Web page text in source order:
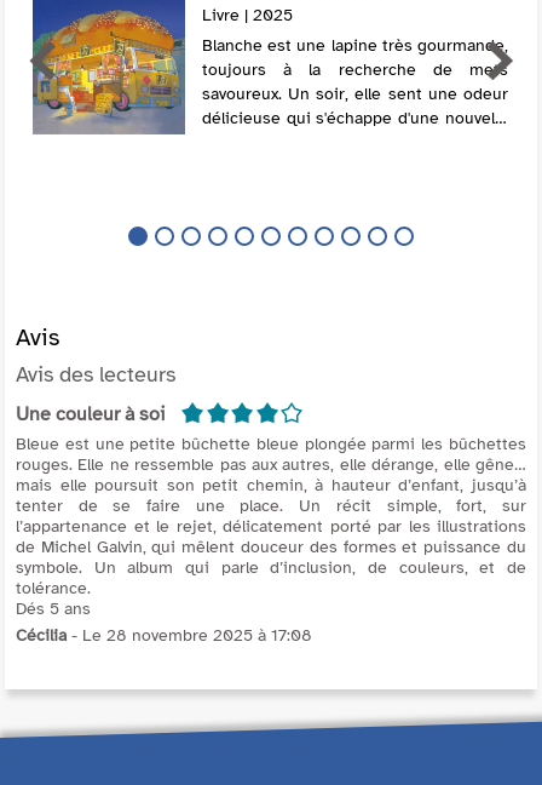
Livre | 2025
Blanche est une lapine très gourmande,
toujours à la recherche de mets
savoureux. Un soir, elle sent une odeur
délicieuse qui s'échappe d'une nouvelle
Avis
Avis des lecteurs
Une couleur à soi 4/5
Bleue est une petite bûchette bleue plongée parmi les bûchettes
rouges. Elle ne ressemble pas aux autres, elle dérange, elle gêne…
mais elle poursuit son petit chemin, à hauteur d’enfant, jusqu’à
tenter de se faire une place. Un récit simple, fort, sur
l’appartenance et le rejet, délicatement porté par les illustrations
de Michel Galvin, qui mêlent douceur des formes et puissance du
symbole. Un album qui parle d’inclusion, de couleurs, et de
tolérance.
Dés 5 ans
Cécilia- Le 28 novembre 2025 à 17:08